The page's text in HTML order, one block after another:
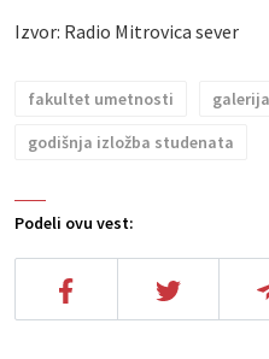
Podeli ovu vest:
Izvor: Radio Mitrovica sever
fakultet umetnosti
godišnja izložba studenata